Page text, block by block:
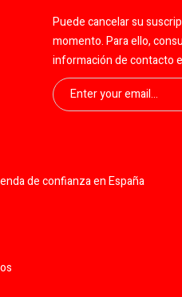
de confianza en España
Puede cancelar su
momento. Para ello,
información de contacto